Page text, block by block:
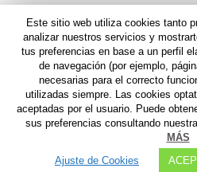
POLITICA
Este sitio web utiliza cookies tanto
analizar nuestros servicios y
tus preferencias en base a un perfil
de navegación (por ejemplo,
necesarias para el correcto
utilizadas siempre. Las cookies
aceptadas por el usuario. Puede
sus preferencias consultando
MÁS
Ajuste de Cookies